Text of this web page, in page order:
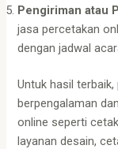
Pengiriman atau
jasa percetakan
dengan jadwal
Untuk hasil
berpengalaman
online seperti
layanan desain,